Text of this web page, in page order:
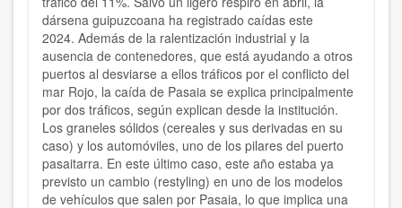
dársena guipuzcoana ha registrado caídas este
2024. Además de la ralentización industrial y la
ausencia de contenedores, que está ayudando a otros
puertos al desviarse a ellos tráficos por el conflicto del
mar Rojo, la caída de Pasaia se explica principalmente
por dos tráficos, según explican desde la institución.
Los graneles sólidos (cereales y sus derivadas en su
caso) y los automóviles, uno de los pilares del puerto
pasaitarra. En este último caso, este año estaba ya
previsto un cambio (restyling) en uno de los modelos
de vehículos que salen por Pasaia, lo que implica una